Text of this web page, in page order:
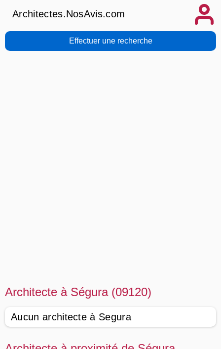
Architectes.NosAvis.com
Effectuer une recherche
Architecte à Ségura (09120)
Aucun architecte à Segura